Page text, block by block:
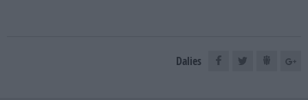
Dalies